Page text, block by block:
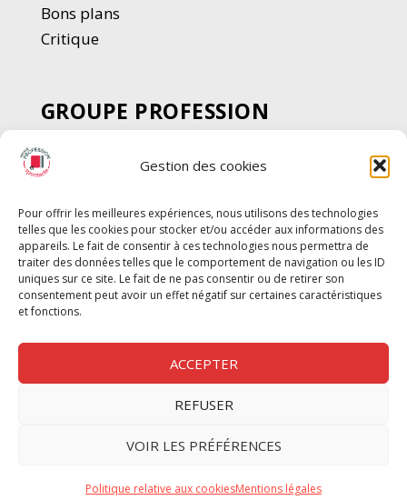
Gestion des cookies
Pour offrir les meilleures expériences, nous utilisons des technologies
telles que les cookies pour stocker et/ou accéder aux informations des
appareils. Le fait de consentir à ces technologies nous permettra de
traiter des données telles que le comportement de navigation ou les ID
uniques sur ce site. Le fait de ne pas consentir ou de retirer son
consentement peut avoir un effet négatif sur certaines caractéristiques
et fonctions.
ACCEPTER
REFUSER
VOIR LES PRÉFÉRENCES
Politique relative aux cookiesMentions légales
Bons plans
Critique
GROUPE PROFESSION
SPECTACLE
Chèque Intermittents
Chèque Compta
Chèque Emploi Spectacle
G-Pods
Profession Audio-visuel
Nous contacter